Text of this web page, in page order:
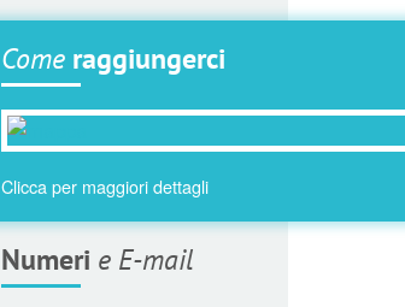
Come raggiungerci
Clicca per maggiori dettagli
Numeri e E-mail